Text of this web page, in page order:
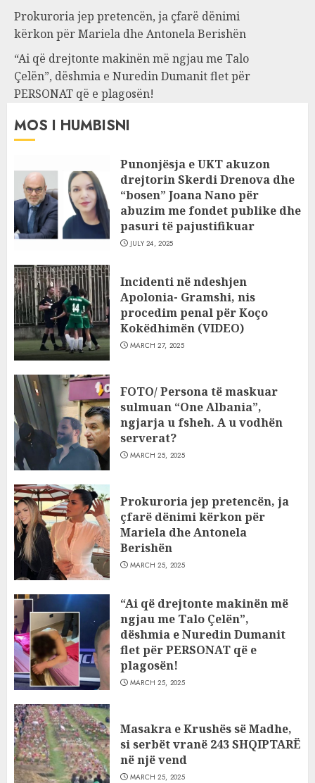
Prokuroria jep pretencën, ja çfarë dënimi
kërkon për Mariela dhe Antonela Berishën
“Ai që drejtonte makinën më ngjau me Talo
Çelën”, dëshmia e Nuredin Dumanit flet për
PERSONAT që e plagosën!
MOS I HUMBISNI
Punonjësja e UKT akuzon
drejtorin Skerdi Drenova dhe
“bosen” Joana Nano për
abuzim me fondet publike dhe
pasuri të pajustifikuar
JULY 24, 2025
Incidenti në ndeshjen
Apolonia- Gramshi, nis
procedim penal për Koço
Kokëdhimën (VIDEO)
MARCH 27, 2025
FOTO/ Persona të maskuar
sulmuan “One Albania”,
ngjarja u fsheh. A u vodhën
serverat?
MARCH 25, 2025
Prokuroria jep pretencën, ja
çfarë dënimi kërkon për
Mariela dhe Antonela
Berishën
MARCH 25, 2025
“Ai që drejtonte makinën më
ngjau me Talo Çelën”,
dëshmia e Nuredin Dumanit
flet për PERSONAT që e
plagosën!
MARCH 25, 2025
Masakra e Krushës së Madhe,
si serbët vranë 243 SHQIPTARË
në një vend
MARCH 25, 2025